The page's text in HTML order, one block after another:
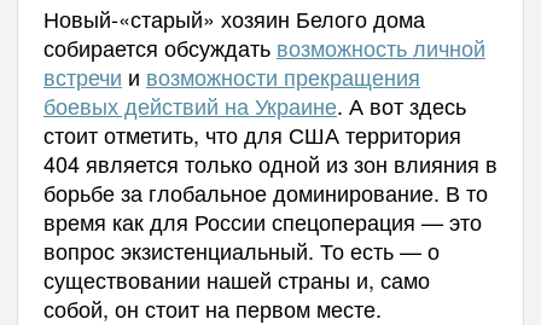
Новый-«старый» хозяин Белого дома
собирается обсуждать возможность личной
встречи и возможности прекращения
боевых действий на Украине. А вот здесь
стоит отметить, что для США территория
404 является только одной из зон влияния в
борьбе за глобальное доминирование. В то
время как для России спецоперация — это
вопрос экзистенциальный. То есть — о
существовании нашей страны и, само
собой, он стоит на первом месте.